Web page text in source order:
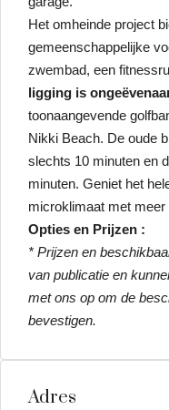
Het omheinde project
gemeenschappelijke
zwembad, een
ligging is
toonaangevende
Nikki Beach. De oude
slechts 10 minuten en
minuten. Geniet het
microklimaat met meer
Opties en Prijzen :
* Prijzen en
van publicatie en
met ons op om de
bevestigen.
Adres